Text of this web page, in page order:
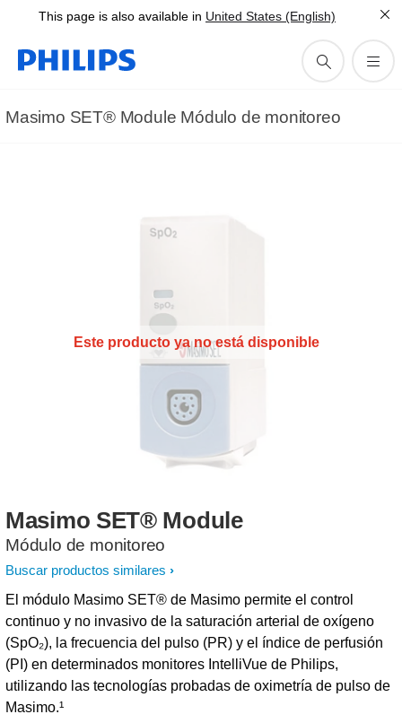
This page is also available in United States (English)
Masimo SET® Module Módulo de monitoreo
Este producto ya no está disponible
Masimo SET® Module
Módulo de monitoreo
Buscar productos similares
El módulo Masimo SET® de Masimo permite el control
continuo y no invasivo de la saturación arterial de oxígeno
(SpO₂), la frecuencia del pulso (PR) y el índice de perfusión
(PI) en determinados monitores IntelliVue de Philips,
utilizando las tecnologías probadas de oximetría de pulso de
Masimo.¹